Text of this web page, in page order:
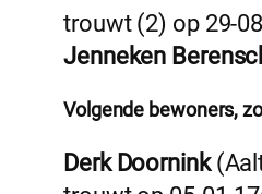
trouwt (2) op 29-
Jenneken
Volgende bewoners,
Derk Doornink